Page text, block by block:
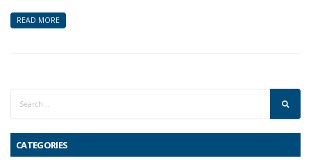
READ MORE
CATEGORIES